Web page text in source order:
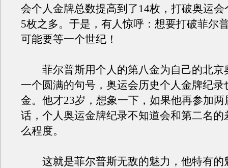
会个人金牌总数提高到了14枚，打破奥运
5枚之多。于是，有人惊呼：想要打破菲尔
可能要等一个世纪！
菲尔普斯用个人的第八金为自己的北京
一个圆满的句号，奥运会历史个人金牌纪录
金。他才23岁，想象一下，如果他再参加两
话，个人奥运金牌纪录不知道会和第二名的
么程度。
这就是菲尔普斯无敌的魅力，他特有的